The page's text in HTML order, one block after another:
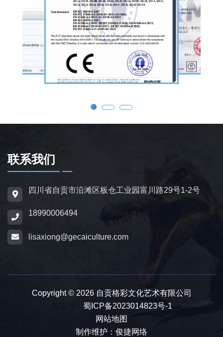
公司核心业务为仿真恐龙制作，产品线涵盖静
态展示、动态互动、游乐体验三类。其中，机
器恐龙结合机械传动、智能控制技术，可实现
眨眼、张嘴吼叫、摆尾、行走、呼吸起伏等动
态效果，皮肤采用环保硅胶材质，还原史前恐
大型雕塑，覆盖霸王龙、三角龙、剑龙、长颈
龙、翼龙等常见品类，同时支持恐龙化石骨架
场景摆放。
为适配亲子游乐场景，公司推出恐龙电动车与
防滑车轮、限速装置及安全扶手，适用于乐
除恐龙相关产品外，公司同时开展仿真动物与
动物模型制作业务，涵盖史前巨兽、野生动
物、奇幻神兽、仿真昆虫等品类，产品形态包
含静态雕塑、动态机械款、互动游乐款，制作
标准与仿真恐龙保持一致，可与恐龙产品搭配
联系我们
四川省自贡市沿滩区板仓工业园富川路29号1-2号
18990006494
lisaxiong@gecaiculture.com
Copyright © 2026 自贡格彩文化艺术有限公司
蜀ICP备2023014823号-1
网站地图
制作维护：俊捷网络